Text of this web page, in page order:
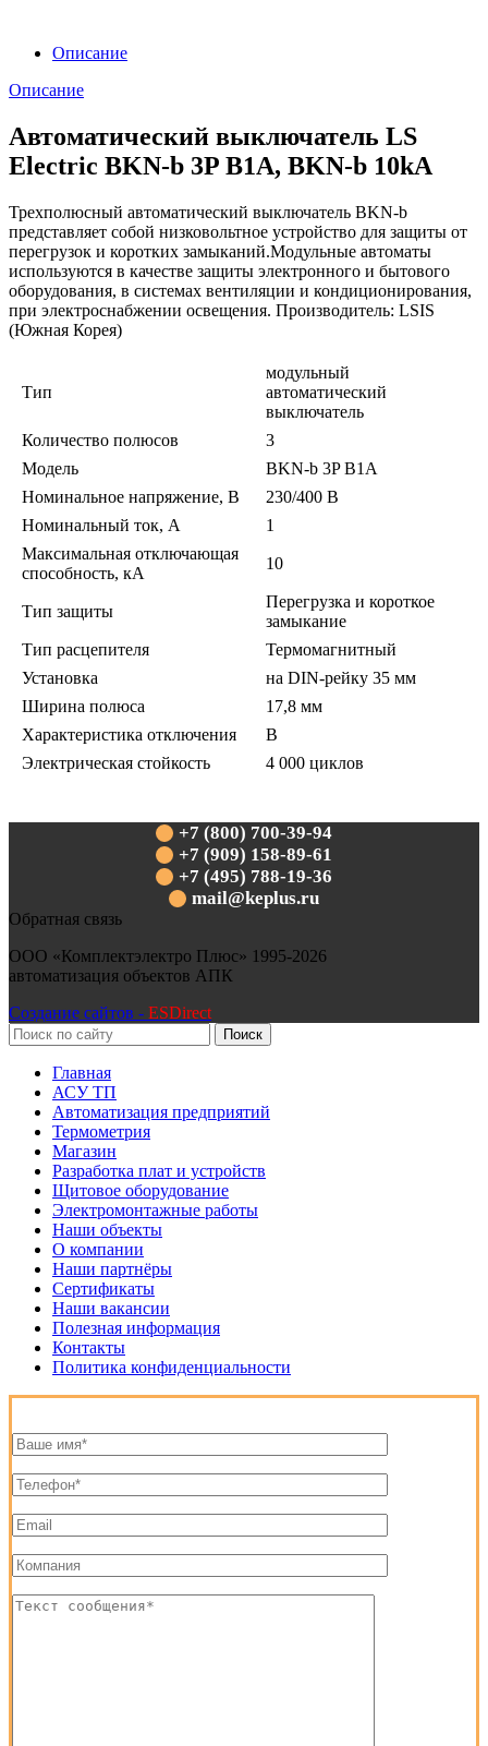
Описание
Описание
Автоматический выключатель LS
Electric BKN-b 3P B1A, BKN-b 10kA
Трехполюсный автоматический выключатель BKN-b
представляет собой низковольтное устройство для защиты от
перегрузок и коротких замыканий.Модульные автоматы
используются в качестве защиты электронного и бытового
оборудования, в системах вентиляции и кондиционирования,
при электроснабжении освещения. Производитель: LSIS
(Южная Корея)
Тип
модульный
автоматический
выключатель
Количество полюсов
3
Модель
BKN-b 3P B1A
Номинальное напряжение, В
230/400 В
Номинальный ток, А
1
Максимальная отключающая
способность, кА
10
Тип защиты
Перегрузка и короткое
замыкание
Тип расцепителя
Термомагнитный
Установка
на DIN-рейку 35 мм
Ширина полюса
17,8 мм
Характеристика отключения
B
Электрическая стойкость
4 000 циклов
+7 (800) 700-39-94
+7 (909) 158-89-61
+7 (495) 788-19-36
mail@keplus.ru
Обратная связь
ООО «Комплектэлектро Плюс» 1995-2026
автоматизация объектов АПК
Создание сайтов - ESDirect
Поиск
Главная
АСУ ТП
Автоматизация предприятий
Термометрия
Магазин
Разработка плат и устройств
Щитовое оборудование
Электромонтажные работы
Наши объекты
О компании
Наши партнёры
Сертификаты
Наши вакансии
Полезная информация
Контакты
Политика конфиденциальности